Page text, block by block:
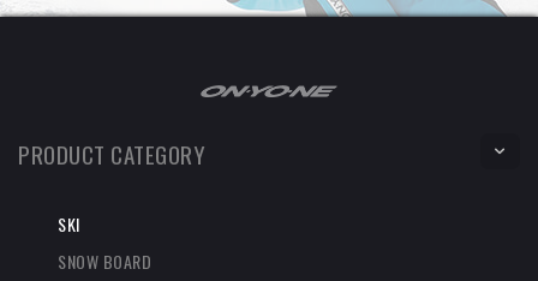
PRODUCT CATEGORY
SKI
SNOW BOARD